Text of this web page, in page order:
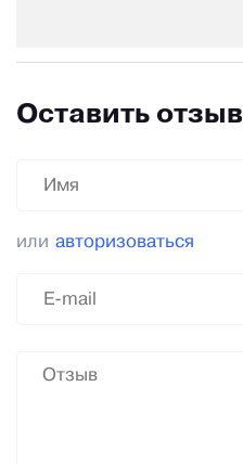
Оставить отзыв
или авторизоваться